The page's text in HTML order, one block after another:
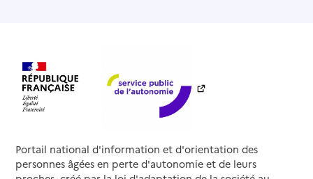
Portail national d'information et d'orientation des
personnes âgées en perte d'autonomie et de leurs